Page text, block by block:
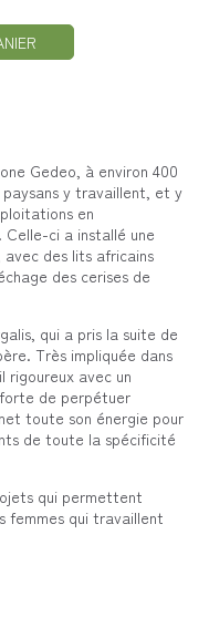
Gedeo, à environ 400
paysans y travaillent, et y
en
ci a installé une
des lits africains
des cerises de
qui a pris la suite de
Très impliquée dans
rigoureux avec un
de perpétuer
toute son énergie pour
de toute la spécificité
qui permettent
femmes qui travaillent